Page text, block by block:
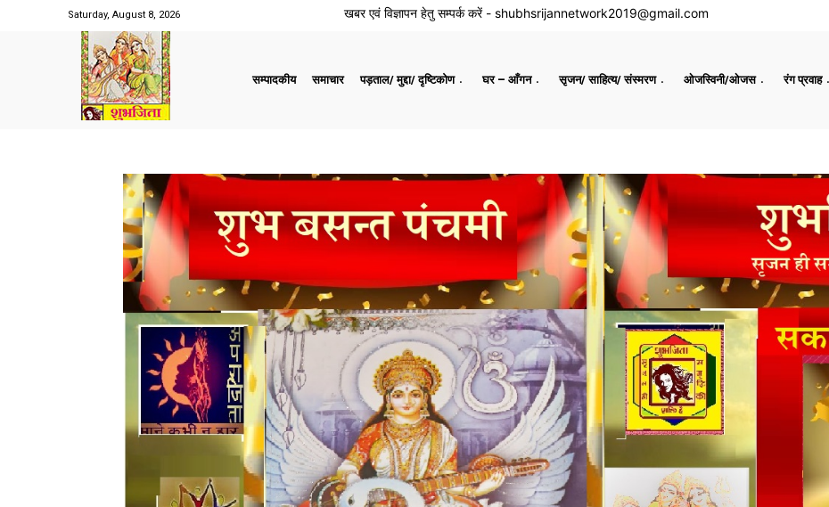
Saturday, August 8, 2026 खबर एवं विज्ञापन हेतु सम्पर्क करें - shubhsrijannetwork2019@gmail.com
सम्पादकीय समाचार पड़ताल/ मुद्दा/ दृष्टिकोण घर – आँगन सृजन/ साहित्य/ संस्मरण ओजस्विनी/ओजस रंग प्रवाह